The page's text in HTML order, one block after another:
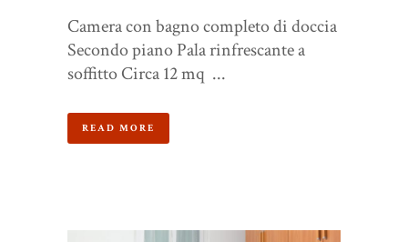
Camera con bagno completo di doccia
Secondo piano Pala rinfrescante a
soffitto Circa 12 mq ...
READ MORE